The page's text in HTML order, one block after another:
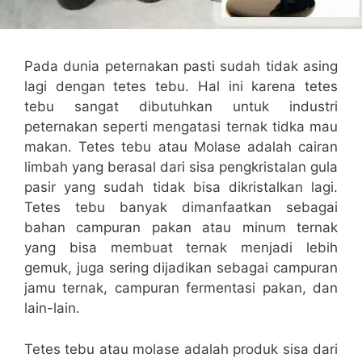
Pada dunia peternakan pasti sudah tidak asing
lagi dengan tetes tebu. Hal ini karena tetes
tebu sangat dibutuhkan untuk industri
peternakan seperti mengatasi ternak tidka mau
makan. Tetes tebu atau Molase adalah cairan
limbah yang berasal dari sisa pengkristalan gula
pasir yang sudah tidak bisa dikristalkan lagi.
Tetes tebu banyak dimanfaatkan sebagai
bahan campuran pakan atau minum ternak
yang bisa membuat ternak menjadi lebih
gemuk, juga sering dijadikan sebagai campuran
jamu ternak, campuran fermentasi pakan, dan
lain-lain.
Tetes tebu atau molase adalah produk sisa dari